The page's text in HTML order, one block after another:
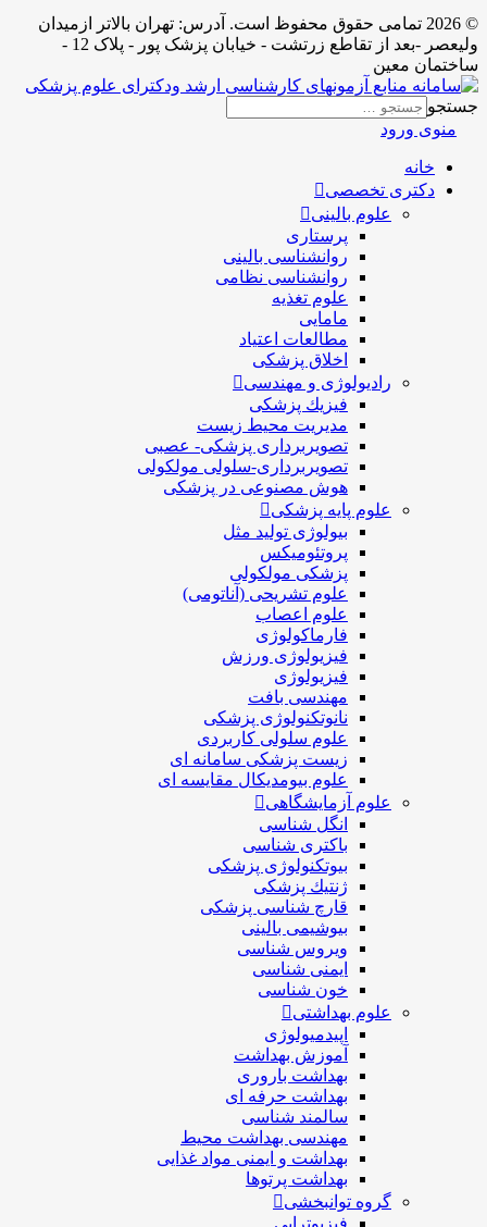
© 2026 تمامی حقوق محفوظ است. آدرس:‌ تهران بالاتر ازمیدان
ولیعصر -بعد از تقاطع زرتشت - خیابان پزشک پور - پلاک 12 -
ساختمان معین
جستجو
منوی ورود
خانه
دکتری تخصصی
علوم بالینی
پرستاری
روانشناسی بالینی
روانشناسی نظامی
علوم تغذیه
مامایی
مطالعات اعتیاد
اخلاق پزشکی
رادیولوژی و مهندسی
فيزيك پزشکی
مدیریت محیط زیست
تصویربرداری پزشکی- عصبی
تصویربرداری-سلولی مولکولی
هوش مصنوعی در پزشکی
علوم پایه پزشکی
بیولوژی تولید مثل
پروتئومیکس
پزشکی مولکولی
علوم تشریحی (آناتومی)
علوم اعصاب
فارماکولوژی
فیزیولوژی ورزش
فیزیولوژی
مهندسی بافت
نانوتکنولوژی پزشکی
علوم سلولی کاربردی
زیست پزشکی سامانه ای
علوم بیومدیکال مقایسه ای
علوم آزمایشگاهی
انگل شناسی
باکتری شناسی
بیوتکنولوژی پزشکی
ژنتيك پزشکی
قارچ شناسی پزشكی
بیوشیمی بالینی
ویروس شناسی
ایمنی شناسی
خون شناسی
علوم بهداشتی
اپیدمیولوژی
آموزش بهداشت
بهداشت باروری
بهداشت حرفه ای
سالمند شناسی
مهندسی بهداشت محيط
بهداشت و ایمنی مواد غذایی
بهداشت پرتوها
گروه توانبخشی